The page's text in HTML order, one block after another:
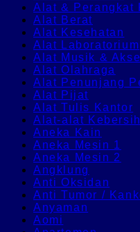
Alat & Perangkat
Alat Berat
Alat Kesehatan
Alat Laboratorium
Alat Musik &
Alat Olahraga
Alat Penunjang
Alat Pijat
Alat Tulis Kantor
Alat-alat
Aneka Kain
Aneka Mesin 1
Aneka Mesin 2
Angklung
Anti Oksidan
Anti Tumor /
Anyaman
Aomi